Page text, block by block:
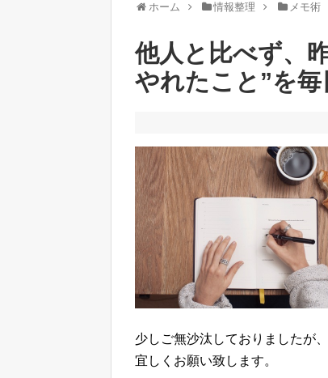
ホーム 情報整理 メモ術
他人と比べず、
やれたこと”を毎
少しご無沙汰しておりましたが
宜しくお願い致します。